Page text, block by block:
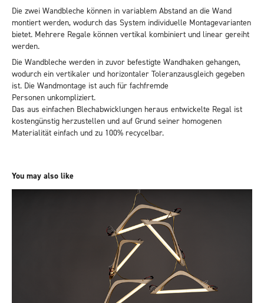
Die zwei Wandbleche können in variablem Abstand an die Wand
montiert werden, wodurch das System individuelle Montagevarianten
bietet. Mehrere Regale können vertikal kombiniert und linear gereiht
werden.
Die Wandbleche werden in zuvor befestigte Wandhaken gehangen,
wodurch ein vertikaler und horizontaler Toleranzausgleich gegeben
ist. Die Wandmontage ist auch für fachfremde
Personen unkompliziert.
Das aus einfachen Blechabwicklungen heraus entwickelte Regal ist
kostengünstig herzustellen und auf Grund seiner homogenen
Materialität einfach und zu 100% recycelbar.
You may also like